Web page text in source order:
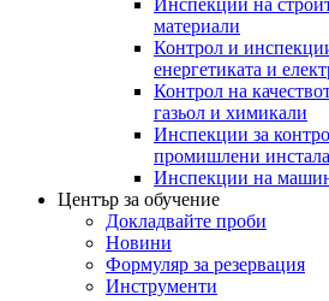
Инспекции на
материали
Контрол и
енергетиката и
Контрол на
газьол и химикали
Инспекции за
промишлени
Инспекции на
Център за обучение
Докладвайте проби
Новини
Формуляр за резервация
Инструменти